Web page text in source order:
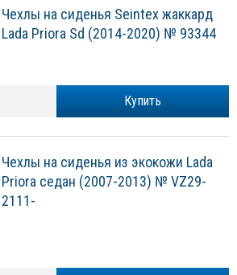
Чехлы на сиденья Seintex жаккард
Lada Priora Sd (2014-2020) № 93344
Купить
Чехлы на сиденья из экокожи Lada
Priora седан (2007-2013) № VZ29-
2111-